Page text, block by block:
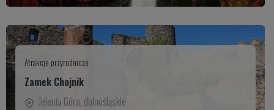
Atrakcje przyrodnicze
Zamek Chojnik
Jelenia Góra, dolnośląskie